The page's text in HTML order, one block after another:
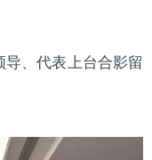
、代表上台合影留